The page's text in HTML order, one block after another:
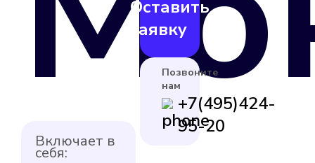
Включает в
себя:
Оставить
заявку
Позвоните
нам
+7(495)424-
95-20